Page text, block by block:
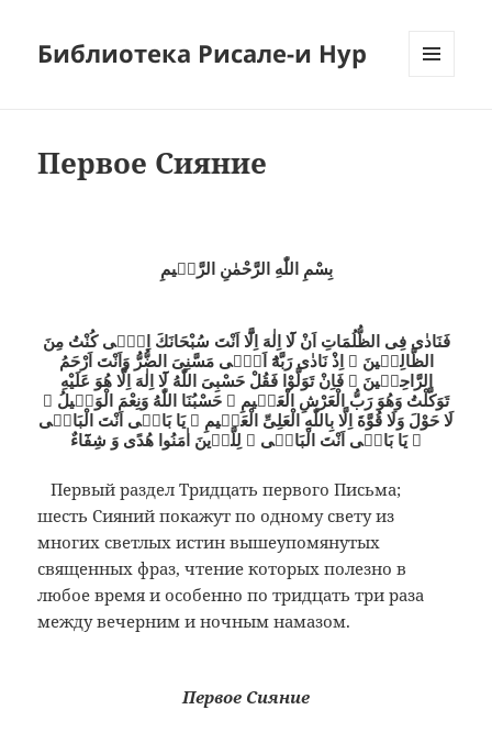
Библиотека Рисале-и Нур
Первое Сияние
بِسْمِ اللّٰهِ الرَّحْمٰنِ الرَّحٖيمِ
فَنَادٰى فِى الظُّلُمَاتِ اَنْ لَٓا اِلٰهَ اِلَّٓا اَنْتَ سُبْحَانَكَ اِنّٖى كُنْتُ مِنَ
الظَّالِمٖينَ ۞ اِذْ نَادٰى رَبَّهُٓ اَنّٖى مَسَّنِىَ الضُّرُّ وَاَنْتَ اَرْحَمُ
الرَّاحِمٖينَ ۞ فَاِنْ تَوَلَّوْا فَقُلْ حَسْبِىَ اللّٰهُ لَٓا اِلٰهَ اِلَّا هُوَ عَلَيْهِ
تَوَكَّلْتُ وَهُوَ رَبُّ الْعَرْشِ الْعَظٖيمِ ۞ حَسْبُنَا اللّٰهُ وَنِعْمَ الْوَكٖيلُ ۞
لَا حَوْلَ وَلَا قُوَّةَ اِلَّا بِاللّٰهِ الْعَلِىِّ الْعَظٖيمِ ۞ يَا بَاقٖى اَنْتَ الْبَاقٖى
۞ يَا بَاقٖى اَنْتَ الْبَاقٖى ۞ لِلَّذٖينَ اٰمَنُوا هُدًى وَ شِفَٓاءٌ
Первый раздел Тридцать первого Письма;
шесть Сияний покажут по одному свету из
многих светлых истин вышеупомянутых
священных фраз, чтение которых полезно в
любое время и особенно по тридцать три раза
между вечерним и ночным намазом.
Первое Сияние